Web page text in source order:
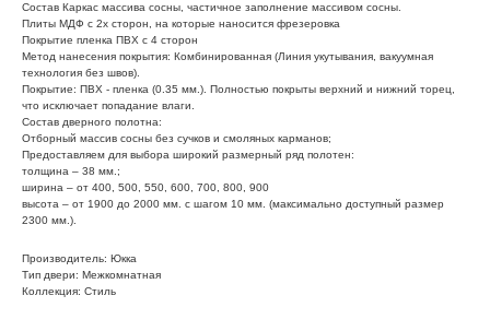
Состав Каркас массива сосны, частичное заполнение массивом сосны.
Плиты МДФ с 2х сторон, на которые наносится фрезеровка
Покрытие пленка ПВХ с 4 сторон
Метод нанесения покрытия: Комбинированная (Линия укутывания, вакуумная
технология без швов).
Покрытие: ПВХ - пленка (0.35 мм.). Полностью покрыты верхний и нижний торец,
что исключает попадание влаги.
Состав дверного полотна:
Отборный массив сосны без сучков и смоляных карманов;
Предоставляем для выбора широкий размерный ряд полотен:
толщина – 38 мм.;
ширина – от 400, 500, 550, 600, 700, 800, 900
высота – от 1900 до 2000 мм. с шагом 10 мм. (максимально доступный размер
2300 мм.).
Производитель: Юкка
Тип двери: Межкомнатная
Коллекция: Стиль